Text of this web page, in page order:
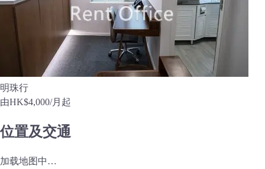
明珠行
由HK$4,000/月起
位置及交通
加载地图中…